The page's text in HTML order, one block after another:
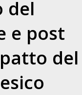
del
e post
del